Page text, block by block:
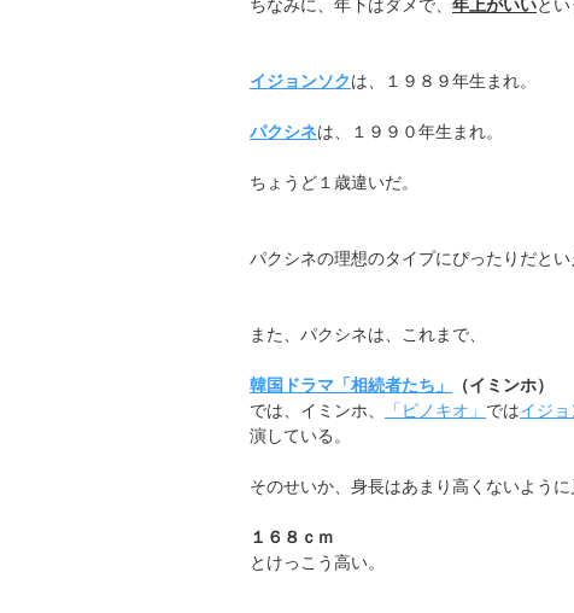
ちなみに、年下はダメで、 年上がいいとい
イジョンソクは、１９８９年生まれ。
パクシネは、１９９０年生まれ。
ちょうど１歳違いだ。
パクシネの理想のタイプにぴったりだとい
また、パクシネは、これまで、
韓国ドラマ「相続者たち」
（イミンホ）
では、イミンホ、
「ピノキオ」 ではイジョ
演している。
そのせいか、身長はあまり高くないよう
１６８ｃｍ
とけっこう高い。